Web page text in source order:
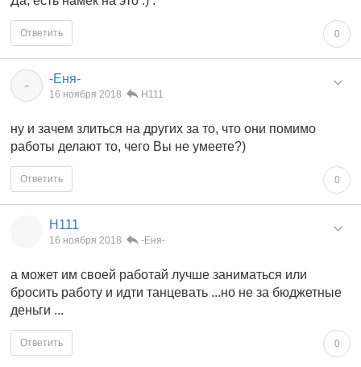
0
Ответить
- -Еня-
16 ноября 2018 Н111
ну и зачем злиться на других за то, что они помимо
работы делают то, чего Вы не умеете?)
0
Ответить
Н111
16 ноября 2018 -Еня-
а может им своей работай лучше заниматься или
бросить работу и идти танцевать ...но не за бюджетные
деньги ...
0
Ответить